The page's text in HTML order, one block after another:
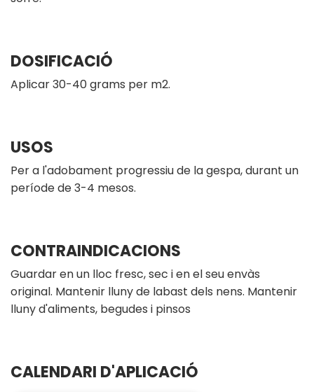
DOSIFICACIÓ
Aplicar 30-40 grams per m2.
USOS
Per a l'adobament progressiu de la gespa, durant un
període de 3-4 mesos.
CONTRAINDICACIONS
Guardar en un lloc fresc, sec i en el seu envàs
original. Mantenir lluny de labast dels nens. Mantenir
lluny d'aliments, begudes i pinsos
CALENDARI D'APLICACIÓ